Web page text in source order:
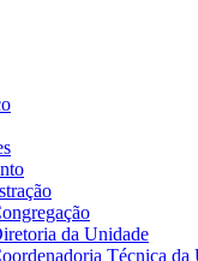
da Unidade
Técnica da